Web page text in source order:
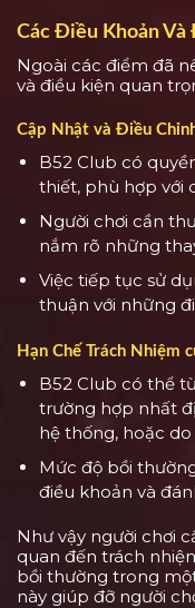
Các Điều Khoản Và
Ngoài các điểm đã
và điều kiện quan
Cập Nhật và Điều
B52 Club có
thiết, phù hợp với
Người chơi cần
nắm rõ những
Việc tiếp tục sử
thuận với những
Hạn Chế Trách Nhiệm
B52 Club có thể
trường hợp nhất
hệ thống, hoặc
Mức độ bồi
điều khoản và
Như vậy người chơi
quan đến trách
bồi thường trong
này giúp đỡ người